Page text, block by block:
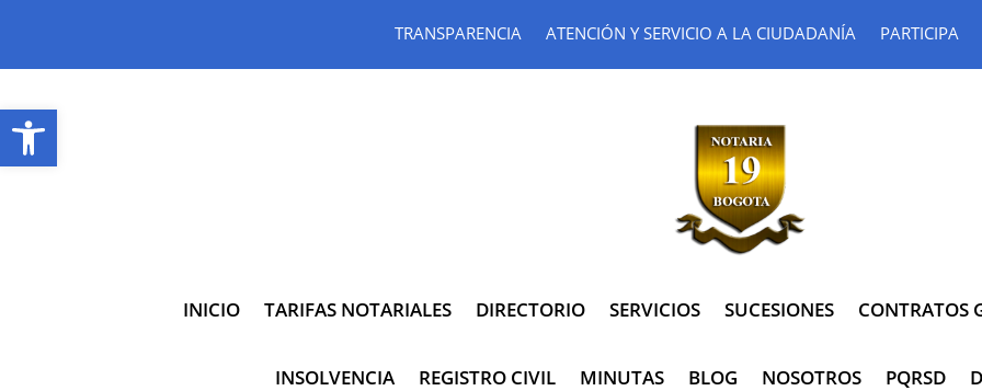
Abrir barra de herramientas
TRANSPARENCIA ATENCIÓN Y SERVICIO A LA CIUDADANÍA PARTICIPA
INICIO TARIFAS NOTARIALES DIRECTORIO SERVICIOS SUCESIONES CONTRATOS
INSOLVENCIA REGISTRO CIVIL MINUTAS BLOG NOSOTROS PQRSD